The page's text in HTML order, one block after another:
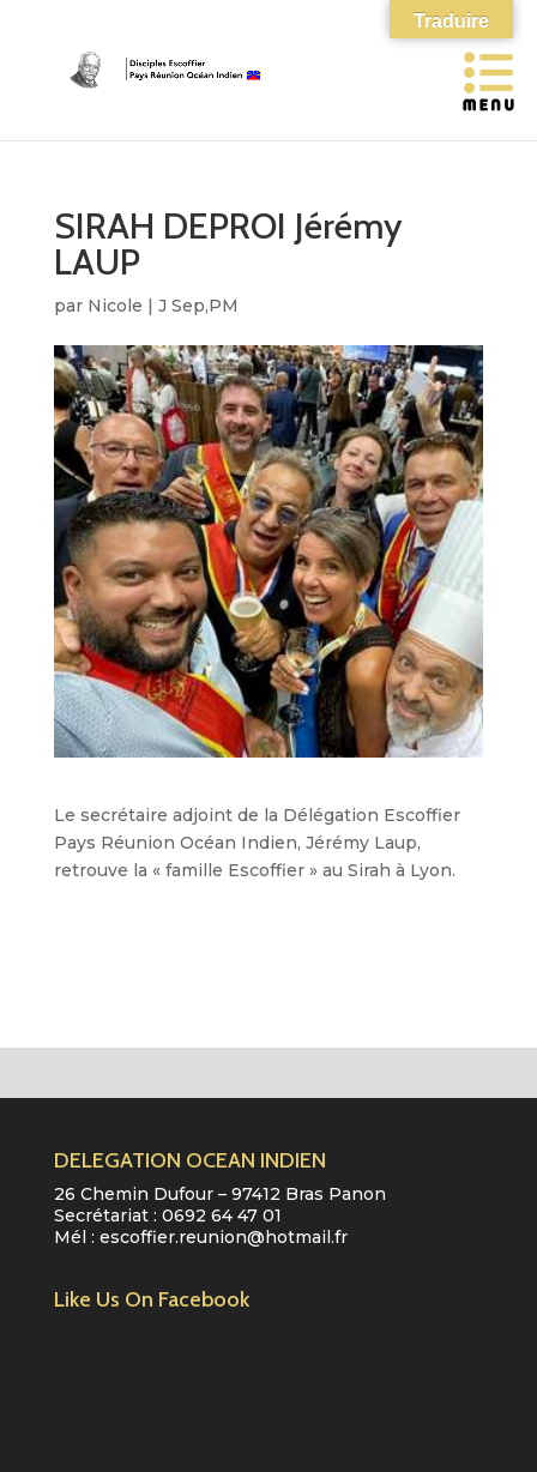
SIRAH DEPROI Jérémy
LAUP
par Nicole | J Sep,PM
Le secrétaire adjoint de la Délégation Escoffier
Pays Réunion Océan Indien, Jérémy Laup,
retrouve la « famille Escoffier » au Sirah à Lyon.
DELEGATION OCEAN INDIEN
26 Chemin Dufour – 97412 Bras Panon
Secrétariat : 0692 64 47 01
Mél : escoffier.reunion@hotmail.fr
Like Us On Facebook
Traduire